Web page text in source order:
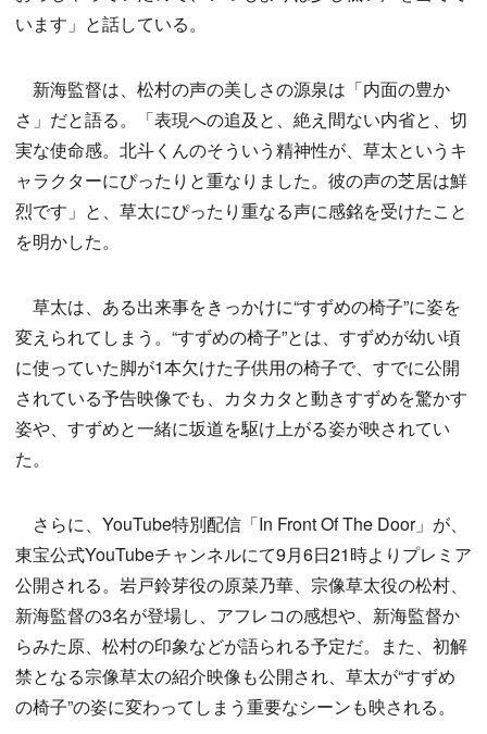
います」と話している。
新海監督は、松村の声の美しさの源泉は「内面の豊か
さ」だと語る。「表現への追及と、絶え間ない内省と、切
実な使命感。北斗くんのそういう精神性が、草太というキ
ャラクターにぴったりと重なりました。彼の声の芝居は鮮
烈です」と、草太にぴったり重なる声に感銘を受けたこと
を明かした。
草太は、ある出来事をきっかけに“すずめの椅子”に姿を
変えられてしまう。“すずめの椅子”とは、すずめが幼い頃
に使っていた脚が1本欠けた子供用の椅子で、すでに公開
されている予告映像でも、カタカタと動きすずめを驚かす
姿や、すずめと一緒に坂道を駆け上がる姿が映されてい
た。
さらに、YouTube特別配信「In Front Of The Door」が、
東宝公式YouTubeチャンネルにて9月6日21時よりプレミア
公開される。岩戸鈴芽役の原菜乃華、宗像草太役の松村、
新海監督の3名が登場し、アフレコの感想や、新海監督か
らみた原、松村の印象などが語られる予定だ。また、初解
禁となる宗像草太の紹介映像も公開され、草太が“すずめ
の椅子”の姿に変わってしまう重要なシーンも映される。